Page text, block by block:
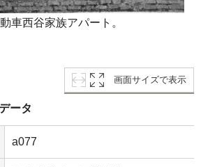
車西谷家族アパート。
画面サイズで表示
ータ
a077